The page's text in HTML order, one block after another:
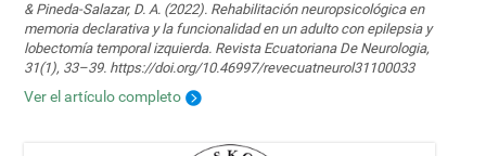
& Pineda-Salazar, D. A. (2022). Rehabilitación neuropsicológica en
memoria declarativa y la funcionalidad en un adulto con epilepsia y
lobectomía temporal izquierda. Revista Ecuatoriana De Neurologia,
31(1), 33–39. https://doi.org/10.46997/revecuatneurol31100033
Ver el artículo completo